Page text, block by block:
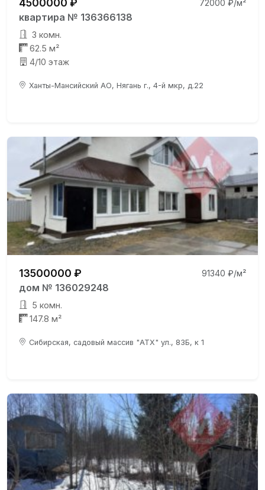
72000 ₽/м²
квартира № 136366138
3 комн.
62.5 м²
4/10 этаж
Ханты-Мансийский АО, Нягань г., 4-й мкр, д.22
13500000 ₽ 91340 ₽/м²
дом № 136029248
5 комн.
147.8 м²
Сибирская, садовый массив "АТХ" ул., 83Б, к 1